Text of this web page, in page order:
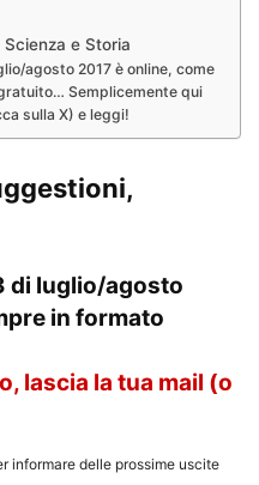
e Storia
agosto 2017 è online, come
Semplicemente qui
sulla X) e leggi!
di luglio/agosto
in formato
lascia la tua mail (o
informare delle prossime uscite